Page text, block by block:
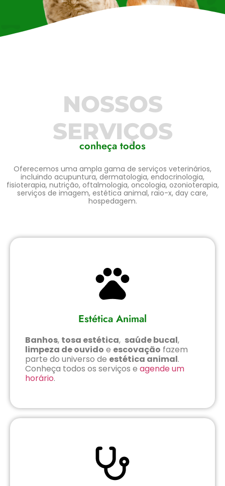
NOSSOS
SERVIÇOS
conheça todos
Oferecemos uma ampla gama de serviços veterinários,
incluindo acupuntura, dermatologia, endocrinologia,
fisioterapia, nutrição, oftalmologia, oncologia, ozonioterapia,
serviços de imagem, estética animal, raio-x, day care,
hospedagem.
Estética Animal
Banhos, tosa estética, saúde bucal,
limpeza de ouvido e escovação fazem
parte do universo de estética animal.
Conheça todos os serviços e agende um
horário.